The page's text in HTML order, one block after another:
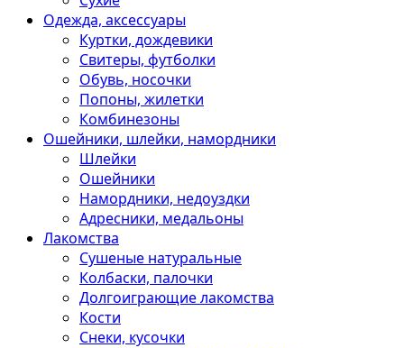
Одежда, аксессуары
Куртки, дождевики
Свитеры, футболки
Обувь, носочки
Попоны, жилетки
Комбинезоны
Ошейники, шлейки, намордники
Шлейки
Ошейники
Намордники, недоуздки
Адресники, медальоны
Лакомства
Сушеные натуральные
Колбаски, палочки
Долгоиграющие лакомства
Кости
Снеки, кусочки